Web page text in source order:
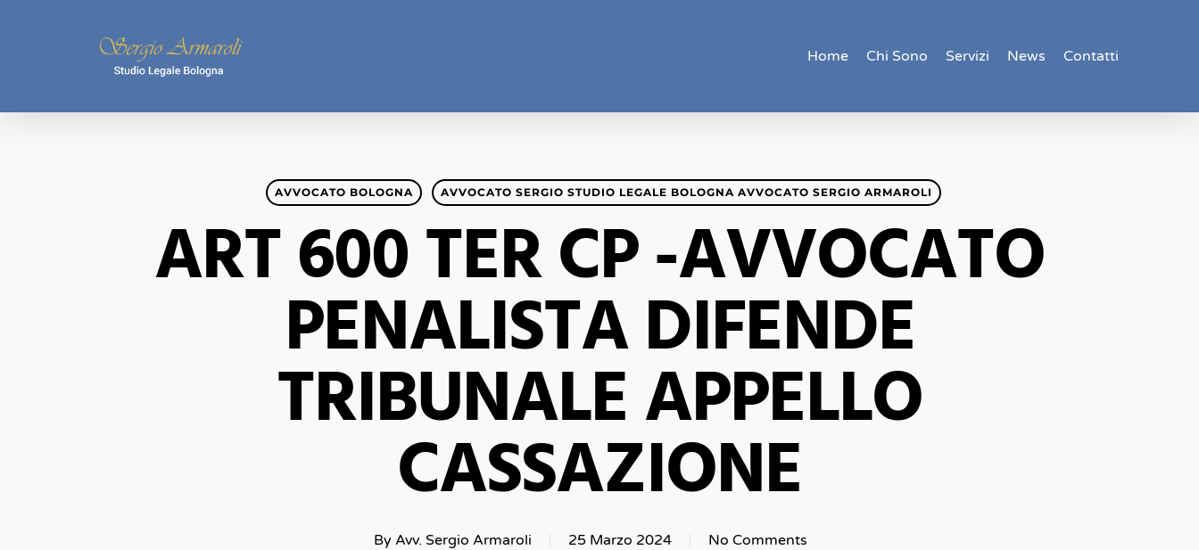
Home Chi Sono Servizi News Contatti
AVVOCATO BOLOGNA AVVOCATO SERGIO STUDIO LEGALE BOLOGNA AVVOCATO SERGIO ARMAROLI
ART 600 TER CP -AVVOCATO
PENALISTA DIFENDE
TRIBUNALE APPELLO
CASSAZIONE
By Avv. Sergio Armaroli 25 Marzo 2024 No Comments